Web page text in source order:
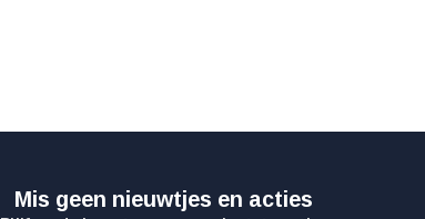
Mis geen nieuwtjes en acties